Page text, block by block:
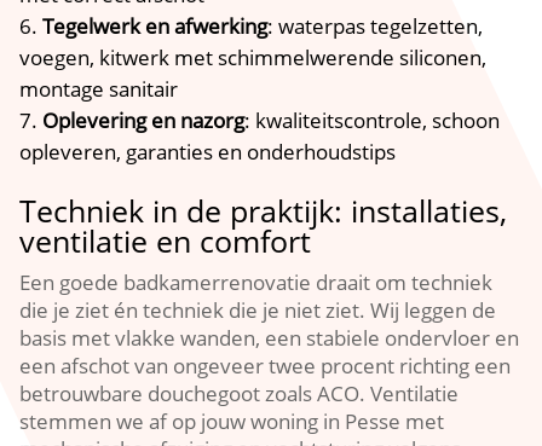
Tegelwerk en afwerking: waterpas tegelzetten,
voegen, kitwerk met schimmelwerende siliconen,
montage sanitair
Oplevering en nazorg: kwaliteitscontrole, schoon
opleveren, garanties en onderhoudstips
Techniek in de praktijk: installaties,
ventilatie en comfort
Een goede badkamerrenovatie draait om techniek
die je ziet én techniek die je niet ziet. Wij leggen de
basis met vlakke wanden, een stabiele ondervloer en
een afschot van ongeveer twee procent richting een
betrouwbare douchegoot zoals ACO. Ventilatie
stemmen we af op jouw woning in Pesse met